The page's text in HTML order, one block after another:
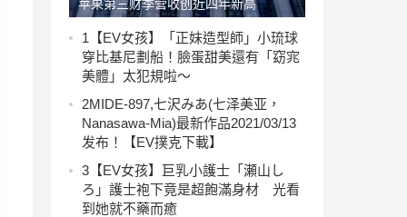
苹果第三财季营收创近四年新高
iPhone累计出货30亿部【EV撲克下
載】
1 【EV女孩】「正妹造型師」小琉球
穿比基尼劃船！臉蛋甜美還有「窈宨
美體」太犯規啦～
2MIDE-897,七沢みあ(七泽美亚，
Nanasawa-Mia)最新作品2021/03/13
发布！【EV撲克下載】
3 【EV女孩】巨乳小護士「瀬山し
ろ」護士袍下竟是超飽滿身材 光看
到她就不藥而癒